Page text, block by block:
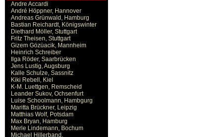
Andre Accardi
André Höppner, Hannover
Andreas Grünwald, Hamburg
Bastian Reichardt, Königswinter
Diethard Möller, Stuttgart
Fritz Theisen, Stuttgart
Gizem Gözüacik, Mannheim
Heinrich Schreiber
Ilga Röder, Saarbrücken
Jens Lustig, Augsburg
Kalle Schulze, Sassnitz
Kiki Rebell, Kiel
K-M. Luettgen, Remscheid
Leander Sukov, Ochsenfurt
Luise Schoolmann, Hambgurg
Maritta Brückner, Leipzig
Matthias Wolf, Potsdam
Max Bryan, Hamburg
Merle Lindemann, Bochum
Michael Hillerband,